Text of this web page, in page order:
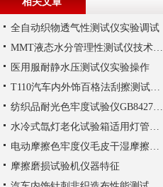
全自动织物透气性测试仪实验调试
MMT液态水分管理性测试仪技术特点
医用服耐静水压测试仪实验操作
T110汽车内外饰百格法刮擦测试仪操作步骤
纺织品耐光色牢度试验仪GB8427实验
水冷式氙灯老化试验箱适用灯管及变黄变黑原因
电动摩擦色牢度仪毛皮干湿摩擦色牢度实验
摩擦磨损试验机仪器特征